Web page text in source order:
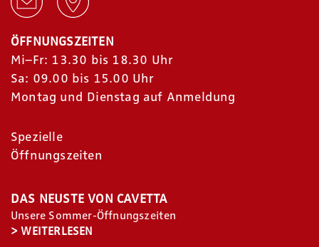
ÖFFNUNGSZEITEN
Mi–Fr: 13.30 bis 18.30 Uhr
Sa: 09.00 bis 15.00 Uhr
Montag und Dienstag auf Anmeldung
Spezielle
Öffnungszeiten
DAS NEUSTE VON CAVETTA
Unsere Sommer-Öffnungszeiten
>WEITERLESEN